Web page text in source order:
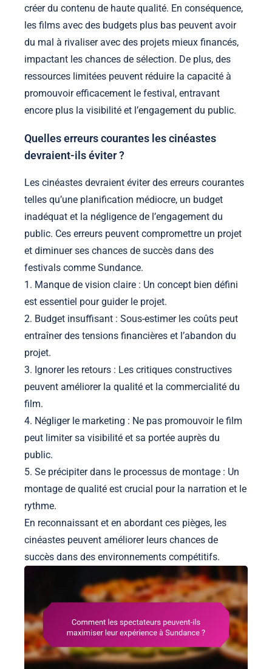
créer du contenu de haute qualité. En conséquence,
les films avec des budgets plus bas peuvent avoir
du mal à rivaliser avec des projets mieux financés,
impactant les chances de sélection. De plus, des
ressources limitées peuvent réduire la capacité à
promouvoir efficacement le festival, entravant
encore plus la visibilité et l’engagement du public.
Quelles erreurs courantes les cinéastes
devraient-ils éviter ?
Les cinéastes devraient éviter des erreurs courantes
telles qu’une planification médiocre, un budget
inadéquat et la négligence de l’engagement du
public. Ces erreurs peuvent compromettre un projet
et diminuer ses chances de succès dans des
festivals comme Sundance.
1. Manque de vision claire : Un concept bien défini
est essentiel pour guider le projet.
2. Budget insuffisant : Sous-estimer les coûts peut
entraîner des tensions financières et l’abandon du
projet.
3. Ignorer les retours : Les critiques constructives
peuvent améliorer la qualité et la commercialité du
film.
4. Négliger le marketing : Ne pas promouvoir le film
peut limiter sa visibilité et sa portée auprès du
public.
5. Se précipiter dans le processus de montage : Un
montage de qualité est crucial pour la narration et le
rythme.
En reconnaissant et en abordant ces pièges, les
cinéastes peuvent améliorer leurs chances de
succès dans des environnements compétitifs.